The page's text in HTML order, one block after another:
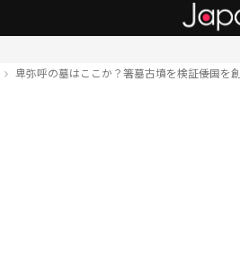
卑弥呼の墓はここか？箸墓古墳を検証――倭国